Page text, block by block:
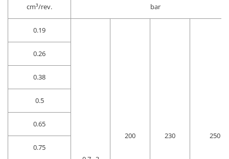
cm³/rev. bar
0.19
200 230 250
0.26
0.38
0.5
0.65
0.75